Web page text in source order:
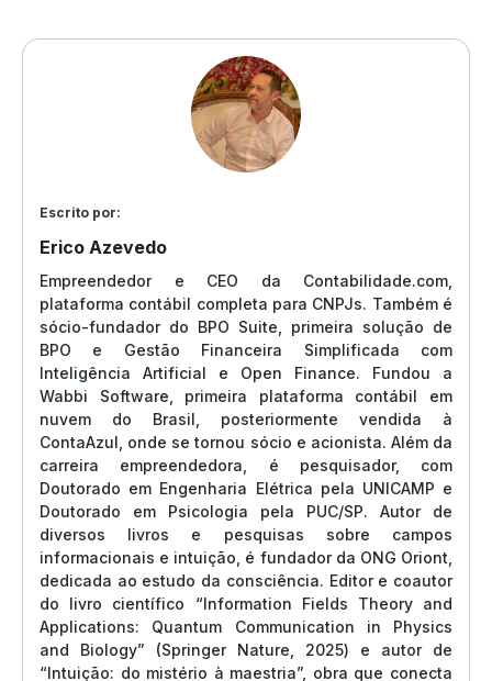
Escrito por:
Erico Azevedo
Empreendedor e CEO da Contabilidade.com,
plataforma contábil completa para CNPJs. Também é
sócio-fundador do BPO Suite, primeira solução de
BPO e Gestão Financeira Simplificada com
Inteligência Artificial e Open Finance. Fundou a
Wabbi Software, primeira plataforma contábil em
nuvem do Brasil, posteriormente vendida à
ContaAzul, onde se tornou sócio e acionista. Além da
carreira empreendedora, é pesquisador, com
Doutorado em Engenharia Elétrica pela UNICAMP e
Doutorado em Psicologia pela PUC/SP. Autor de
diversos livros e pesquisas sobre campos
informacionais e intuição, é fundador da ONG Oriont,
dedicada ao estudo da consciência. Editor e coautor
do livro científico “Information Fields Theory and
Applications: Quantum Communication in Physics
and Biology” (Springer Nature, 2025) e autor de
“Intuição: do mistério à maestria”, obra que conecta